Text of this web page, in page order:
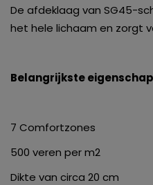
De afdeklaag van SG45-
het hele lichaam en zorgt
Belangrijkste
7 Comfortzones
500 veren per m2
Dikte van circa 20 cm